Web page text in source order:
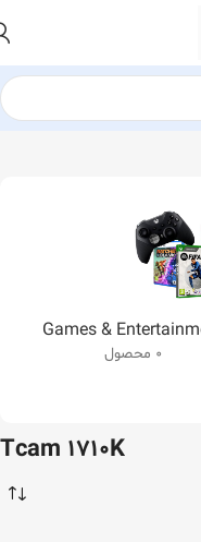
Games &
0 محصول
Tcam 1710K